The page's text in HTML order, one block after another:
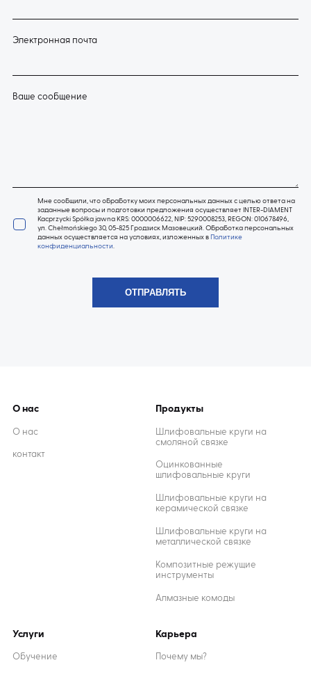
Электронная почта
Ваше сообщение
Мне сообщили, что обработку моих персональных данных с целью ответа на
заданные вопросы и подготовки предложения осуществляет INTER-DIAMENT
Kacprzycki Spółka jawna KRS: 0000006622, NIP: 5290008253, REGON: 010678496,
ул. Chełmońskiego 30, 05-825 Гродзиск Мазовецкий. Обработка персональных
данных осуществляется на условиях, изложенных в Политике
конфиденциальности
О нас
О нас
контакт
Продукты
Шлифовальные круги на
смоляной связке
Оцинкованные
шлифовальные круги
Шлифовальные круги на
керамической связке
Шлифовальные круги на
металлической связке
Композитные режущие
инструменты
Алмазные комоды
Услуги
Обучение
Карьера
Почему мы?